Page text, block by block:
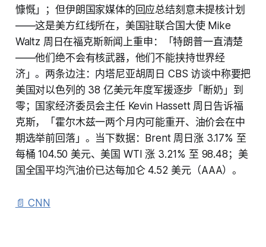
慷慨」；但伊朗国家媒体的回应总结刻意未提核计划
——这是美方红线所在，美国驻联合国大使 Mike
Waltz 周日在福克斯新闻上重申：「特朗普一直清楚
——他们绝不会有核武器，他们不能挟持世界经
济」。两条边注：内塔尼亚胡周日 CBS 访谈中称要把
美国对以色列的 38 亿美元年度军援逐步「断奶」到
零；国家经济委员会主任 Kevin Hassett 周日告诉福
克斯，「霍尔木兹一两个月内可能重开、油价会在中
期选举前回落」。当下数据：Brent 周日涨 3.17% 至
每桶 104.50 美元、美国 WTI 涨 3.21% 至 98.48；美
国全国平均汽油价已达每加仑 4.52 美元（AAA）。
📄 CNN